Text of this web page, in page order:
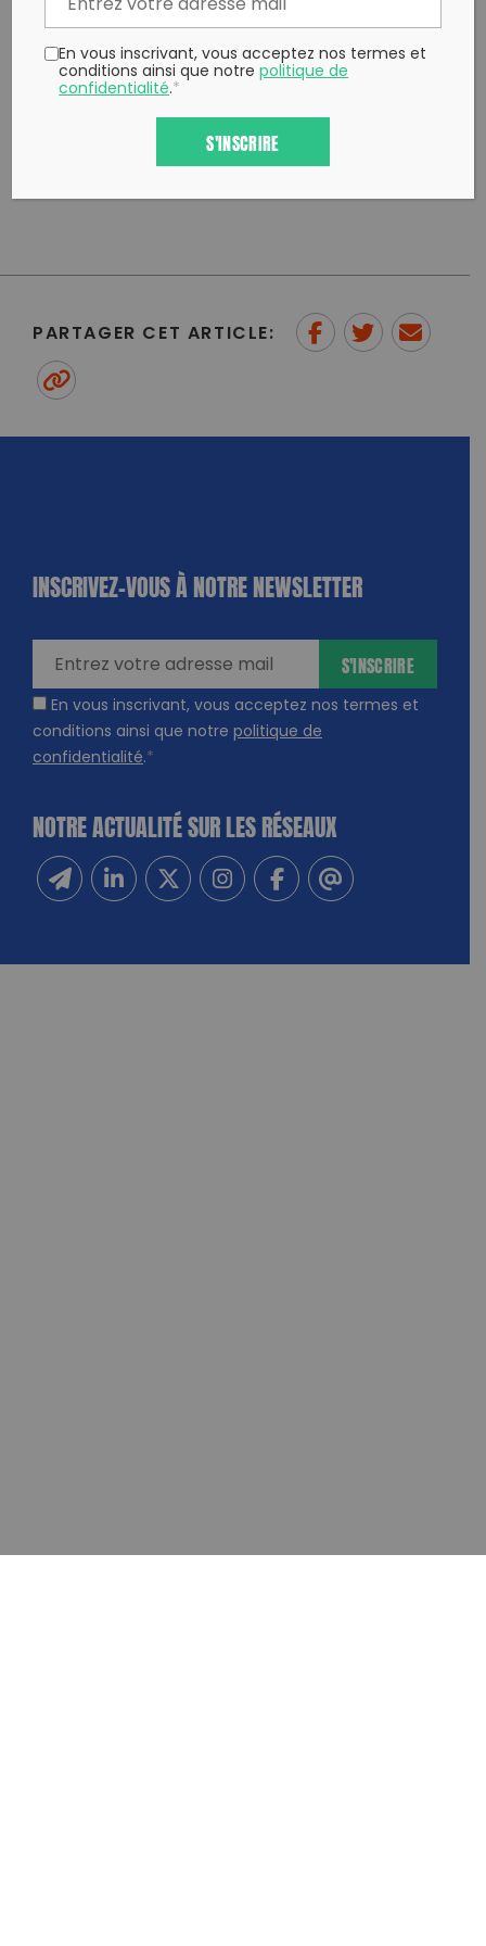
Waste Marseille, Super Cafoutch, Recyclop & Vélos
en Ville
Pour terminer cette cleanUp, nous offrirons des
cadeaux zéros déchet ainsi qu’un goûter de l’espace
PARTAGER CET ARTICLE:
INSCRIVEZ-VOUS À NOTRE NEWSLETTER
En vous inscrivant, vous acceptez nos termes et
conditions ainsi que notre politique de
confidentialité.*
S'INSCRIRE
NOTRE ACTUALITÉ SUR LES RÉSEAUX
En vous inscrivant, vous acceptez nos termes et
conditions ainsi que notrepolitique de
confidentialité.*
S'INSCRIRE